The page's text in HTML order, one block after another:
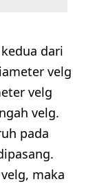
dari
velg
velg
velg.
pada
maka